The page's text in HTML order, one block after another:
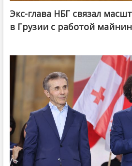
Экс-глава НБГ связал
в Грузии с работой